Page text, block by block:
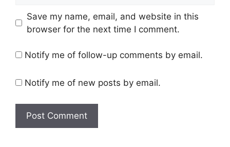
Save my name, email, and website in this
browser for the next time I comment.
Notify me of follow-up comments by email.
Notify me of new posts by email.